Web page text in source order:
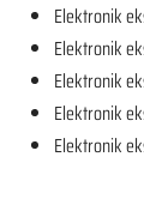
Elektronik
Elektronik
Elektronik
Elektronik
Elektronik